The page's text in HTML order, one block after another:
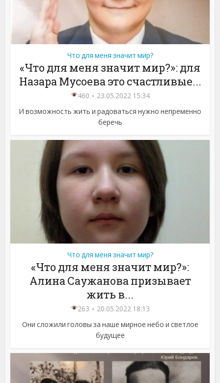
Что для меня значит мир?
«Что для меня значит мир?»: для
Назара Мусоева это счастливые...
460
23.05.2022 15:34
И возможность жить и радоваться нужно непременно
беречь
Что для меня значит мир?
«Что для меня значит мир?»:
Алина Саужанова призывает
жить в...
263
20.05.2022 18:13
Они сложили головы за наше мирное небо и светлое
будущее